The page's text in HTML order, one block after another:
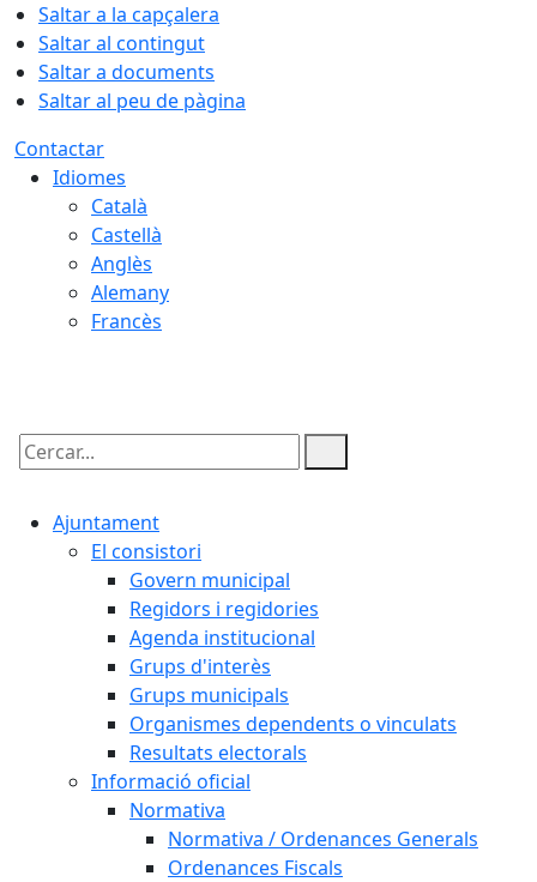
Saltar a la capçalera
Saltar al contingut
Saltar a documents
Saltar al peu de pàgina
Contactar
Idiomes
Català
Castellà
Anglès
Alemany
Francès
Cercar:
Ajuntament
El consistori
Govern municipal
Regidors i regidories
Agenda institucional
Grups d'interès
Grups municipals
Organismes dependents o vinculats
Resultats electorals
Informació oficial
Normativa
Normativa / Ordenances Generals
Ordenances Fiscals